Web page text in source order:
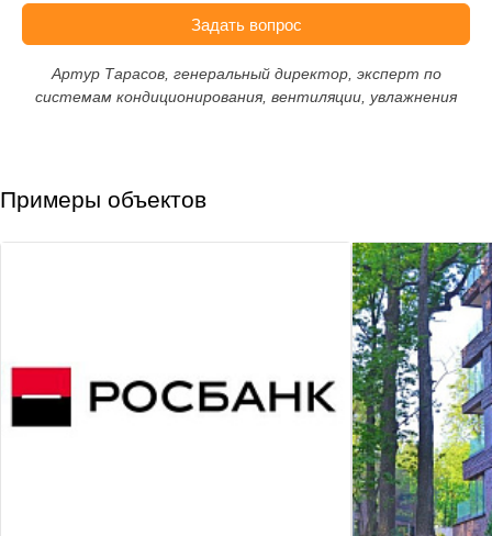
Задать вопрос
Артур Тарасов, генеральный директор, эксперт по
системам кондиционирования, вентиляции, увлажнения
Примеры объектов